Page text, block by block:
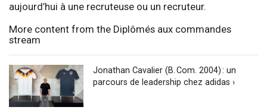
aujourd’hui à une recruteuse ou un recruteur.
More content from the Diplômés aux commandes
stream
Jonathan Cavalier (B. Com. 2004) : un
parcours de leadership chez adidas ›